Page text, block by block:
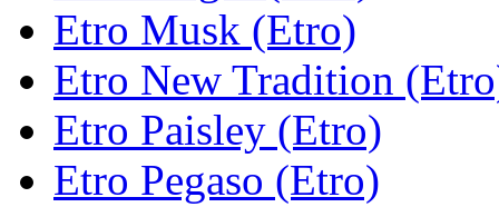
Etro Musk (Etro)
Etro New Tradition
Etro Paisley (Etro)
Etro Pegaso (Etro)